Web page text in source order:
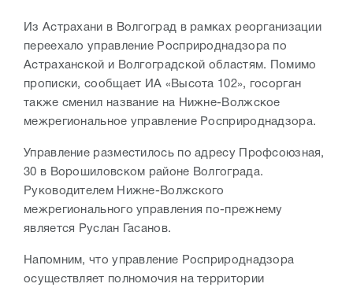
Из Астрахани в Волгоград в рамках реорганизации
переехало управление Росприроднадзора по
Астраханской и Волгоградской областям. Помимо
прописки, сообщает ИА «Высота 102», госорган
также сменил название на Нижне-Волжское
межрегиональное управление Росприроднадзора.
Управление разместилось по адресу Профсоюзная,
30 в Ворошиловском районе Волгограда.
Руководителем Нижне-Волжского
межрегионального управления по-прежнему
является Руслан Гасанов.
Напомним, что управление Росприроднадзора
осуществляет полномочия на территории